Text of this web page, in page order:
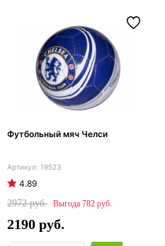
Футбольный мяч Челси
19523
4.89
2972
782
2190